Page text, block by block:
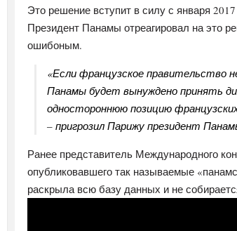
Это решение вступит в силу с января 2017
Президент Панамы отреагировал на это
ошибоным.
«Если французское правительство
Панамы будет вынуждено принять
одностороннюю позицию
– пригрозил Парижу президент
Ранее представитель Международного
опубликовавшего так называемые
раскрыла всю базу данных и не